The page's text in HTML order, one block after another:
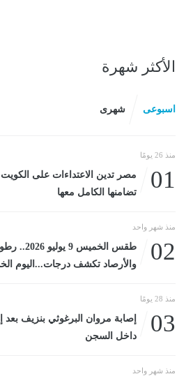
الأكثر شهرة
اسبوعى شهرى
منذ 26 يومًا
01
مصر تدين الاعتداءات على الكويت
تضامنها الكامل معها
منذ شهر واحد
02
طقس
والأرصاد تكشف درجات...اليوم الخميس، 9 يوليو
منذ 28 يومًا
03
إصابة مروان البرغوثي بنزيف
داخل السجن
منذ شهر واحد